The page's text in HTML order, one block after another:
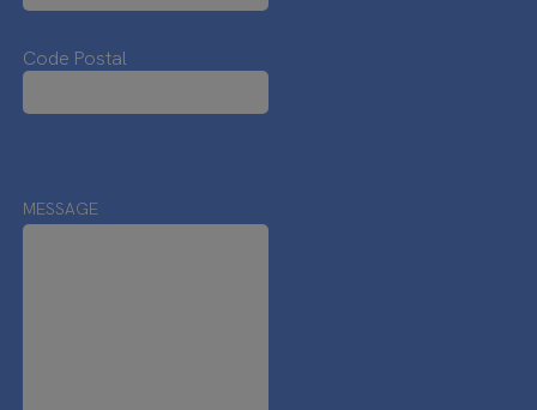
Code Postal
MESSAGE